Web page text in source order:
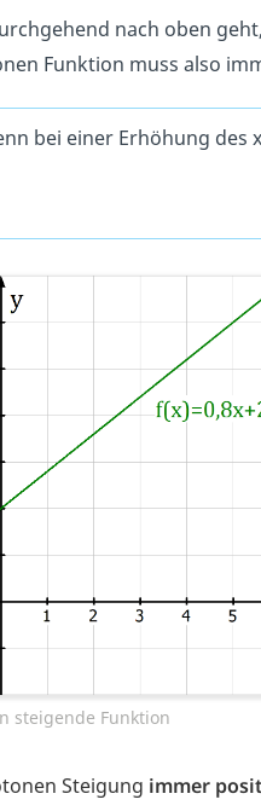
nach oben
Funktion muss also
bei einer Erhöhung des
steigende Funktion
Steigung immer